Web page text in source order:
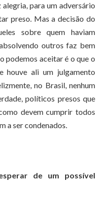
para um adversário
preso. Mas a decisão do
sobre quem haviam
outros faz bem
podemos aceitar é o que o
houve ali um julgamento
no Brasil, nenhum
políticos presos que
devem cumprir todos
a ser condenados.
de um possível